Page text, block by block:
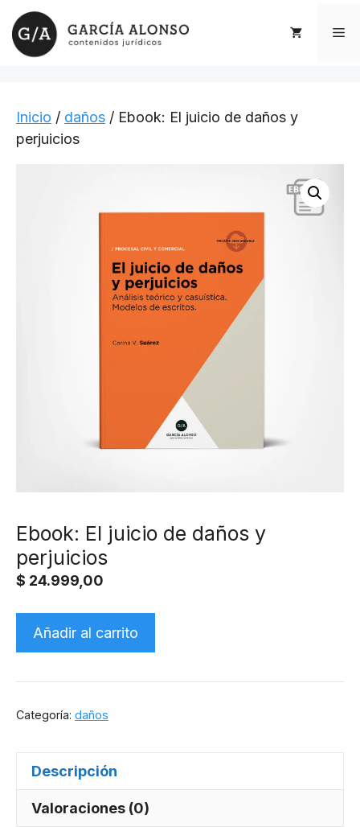
Saltar
contenido
Inicio / daños / Ebook: El juicio de daños y
perjuicios
Ebook: El juicio de daños y
perjuicios
$ 24.999,00
daños
cantidad
Añadir al carrito
Categoría: daños
Descripción
Valoraciones (0)